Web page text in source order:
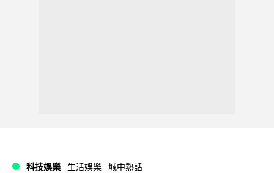
科技娛樂 生活娛樂 城中熱話